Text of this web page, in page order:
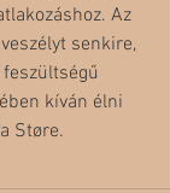
Az
senkire,
kíván élni
Støre.